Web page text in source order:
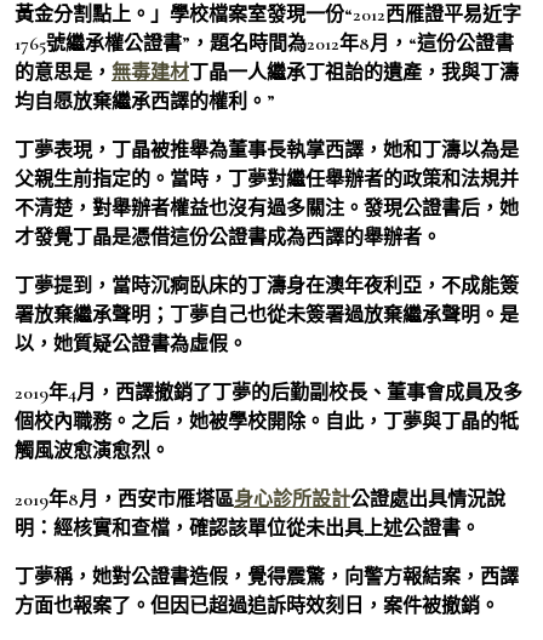
黃金分割點上。」學校檔案室發現一份“2012西雁證平易近字
1765號繼承權公證書”，題名時間為2012年8月，“這份公證書
的意思是， 無毒建材丁晶一人繼承丁祖詒的遺產，我與丁濤
均自愿放棄繼承西譯的權利。”
丁夢表現，丁晶被推舉為董事長執掌西譯，她和丁濤以為是
父親生前指定的。當時，丁夢對繼任舉辦者的政策和法規并
不清楚，對舉辦者權益也沒有過多關注。發現公證書后，她
才發覺丁晶是憑借這份公證書成為西譯的舉辦者。
丁夢提到，當時沉痾臥床的丁濤身在澳年夜利亞，不成能簽
署放棄繼承聲明；丁夢自己也從未簽署過放棄繼承聲明。是
以，她質疑公證書為虛假。
2019年4月，西譯撤銷了丁夢的后勤副校長、董事會成員及多
個校內職務。之后，她被學校開除。自此，丁夢與丁晶的牴
觸風波愈演愈烈。
2019年8月，西安市雁塔區身心診所設計公證處出具情況說
明：經核實和查檔，確認該單位從未出具上述公證書。
丁夢稱，她對公證書造假，覺得震驚，向警方報結案，西譯
方面也報案了。但因已超過追訴時效刻日，案件被撤銷。